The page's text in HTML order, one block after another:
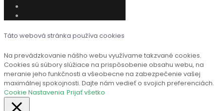
Táto webová stránka používa cookies
Na prevádzkovanie nášho webu využívame takzvané cookies.
Cookies sú súbory slúžiace na prispôsobenie obsahu webu, na
meranie jeho funkčnosti a všeobecne na zabezpečenie vašej
maximálnej spokojnosti. Dajte nám vedieť o svojich preferenciách.
Cookie Nastavenia Prijať všetko